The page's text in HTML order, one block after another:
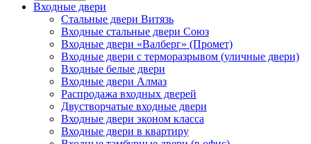
Входные двери
Стальные двери Витязь
Входные стальные двери Союз
Входные двери «Валберг» (Промет)
Входные двери с терморазрывом (уличные двери)
Входные белые двери
Входные двери Алмаз
Распродажа входных дверей
Двустворчатые входные двери
Входные двери эконом класса
Входные двери в квартиру